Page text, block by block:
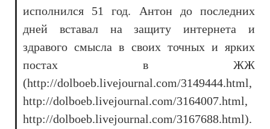
исполнился 51 год. Антон до последних
дней вставал на защиту интернета и
здравого смысла в своих точных и ярких
постах в ЖЖ
(http://dolboeb.livejournal.com/3149444.html,
http://dolboeb.livejournal.com/3164007.html,
http://dolboeb.livejournal.com/3167688.html).